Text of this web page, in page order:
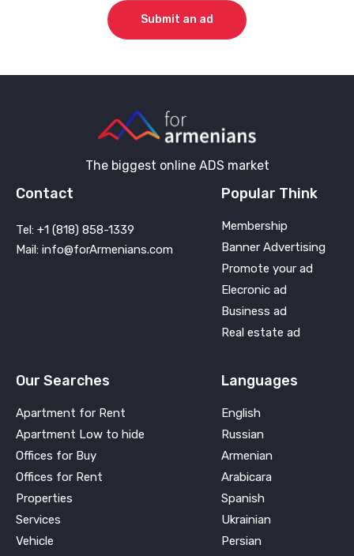
Submit an ad
The biggest online ADS market
Contact
Tel: +1 (818) 858-1339
Mail: info@forArmenians.com
Popular Think
Membership
Banner Advertising
Promote your ad
Elecronic ad
Business ad
Real estate ad
Our Searches
Apartment for Rent
Apartment Low to hide
Offices for Buy
Offices for Rent
Properties
Services
Vehicle
Languages
English
Russian
Armenian
Arabicara
Spanish
Ukrainian
Persian